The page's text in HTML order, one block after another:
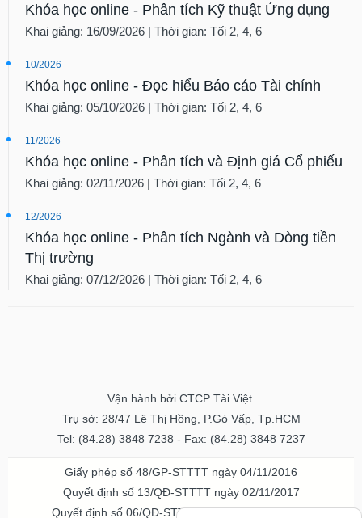
Khóa học online - Phân tích Kỹ thuật Ứng dụng
Khai giảng: 16/09/2026 | Thời gian: Tối 2, 4, 6
10/2026
Khóa học online - Đọc hiểu Báo cáo Tài chính
Khai giảng: 05/10/2026 | Thời gian: Tối 2, 4, 6
11/2026
Khóa học online - Phân tích và Định giá Cổ phiếu
Khai giảng: 02/11/2026 | Thời gian: Tối 2, 4, 6
12/2026
Khóa học online - Phân tích Ngành và Dòng tiền
Thị trường
Khai giảng: 07/12/2026 | Thời gian: Tối 2, 4, 6
Vận hành bởi CTCP Tài Việt.
Trụ sở: 28/47 Lê Thị Hồng, P.Gò Vấp, Tp.HCM
Tel: (84.28) 3848 7238 - Fax: (84.28) 3848 7237
Giấy phép số 48/GP-STTTT ngày 04/11/2016
Quyết định số 13/QĐ-STTTT ngày 02/11/2017
Quyết định số 06/QĐ-STTTT-ICP ngày 20/07/2023